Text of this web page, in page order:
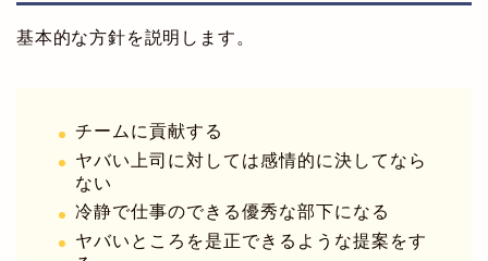
基本的な方針を説明します。
チームに貢献する
ヤバい上司に対しては感情的に決してなら
ない
冷静で仕事のできる優秀な部下になる
ヤバいところを是正できるような提案をす